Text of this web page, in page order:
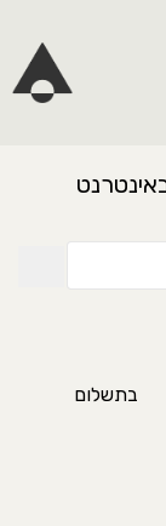
בתשלום